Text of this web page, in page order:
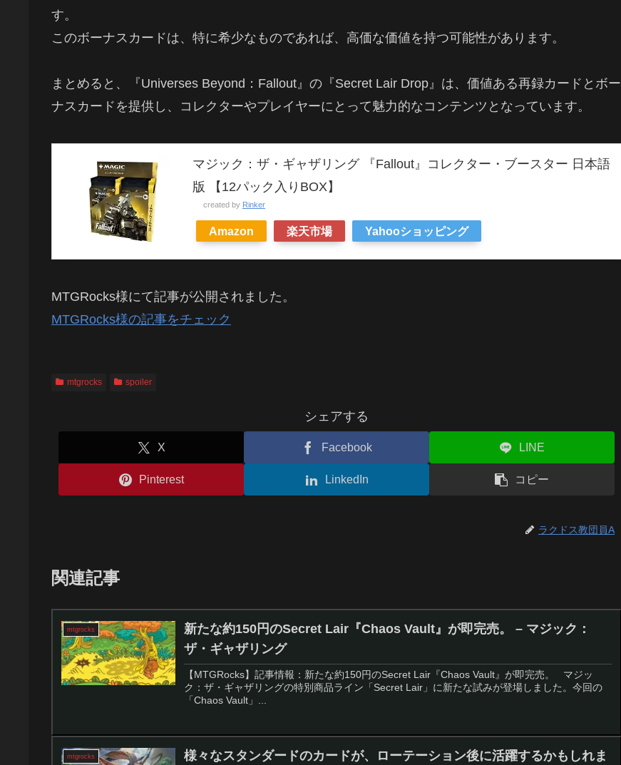
す。
このボーナスカードは、特に希少なものであれば、高価な価値を持つ可能性があります。
まとめると、『Universes Beyond：Fallout』の『Secret Lair Drop』は、価値ある再録カードとボー
ナスカードを提供し、コレクターやプレイヤーにとって魅力的なコンテンツとなっています。
マジック：ザ・ギャザリング 『Fallout』コレクター・ブースター 日本語
版 【12パック入りBOX】
created by Rinker
Amazon 楽天市場 Yahooショッピング
MTGRocks様にて記事が公開されました。
MTGRocks様の記事をチェック
mtgrocks spoiler
シェアする
X Facebook LINE
Pinterest LinkedIn コピー
ラクドス教団員A
関連記事
mtgrocks
新たな約150円のSecret Lair『Chaos Vault』が即完売。 – マジック：
ザ・ギャザリング
【MTGRocks】記事情報：新たな約150円のSecret Lair『Chaos Vault』が即完売。 マジッ
ク：ザ・ギャザリングの特別商品ライン「Secret Lair」に新たな試みが登場しました。今回の
「Chaos Vault」...
mtgrocks 様々なスタンダードのカードが、ローテーション後に活躍するかもしれま